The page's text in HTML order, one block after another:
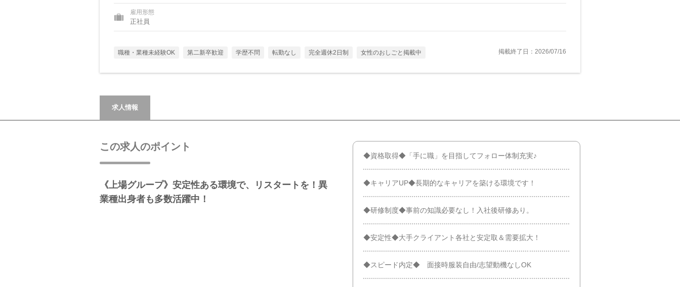
雇用形態
正社員
職種・業種未経験OK 第二新卒歓迎 学歴不問 転勤なし 完全週休2日制 女性のおしごと掲載中 掲載終了日：2026/07/16
求人情報
この求人のポイント
《上場グループ》安定性ある環境で、リスタートを！異
業種出身者も多数活躍中！
◆資格取得◆「手に職」を目指してフォロー体制充実♪
◆キャリアUP◆長期的なキャリアを築ける環境です！
◆研修制度◆事前の知識必要なし！入社後研修あり。
◆安定性◆大手クライアント各社と安定取＆需要拡大！
◆スピード内定◆ 面接時服装自由/志望動機なしOK